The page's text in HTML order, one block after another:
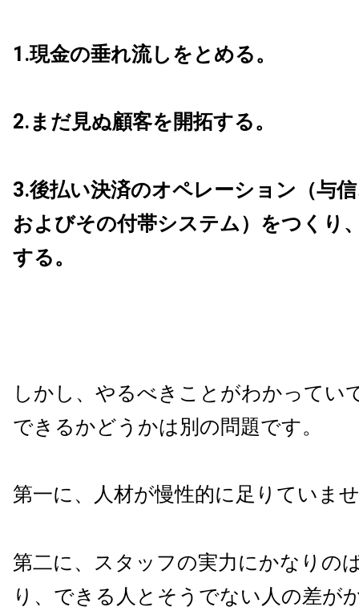
1.現金の垂れ流しをとめる。
2.まだ見ぬ顧客を開拓する。
3.後払い決済のオペレーション（与
およびその付帯システム）をつくり
する。
しかし、やるべきことがわかってい
できるかどうかは別の問題です。
第一に、人材が慢性的に足りていま
第二に、スタッフの実力にかなりの
り、できる人とそうでない人の差が